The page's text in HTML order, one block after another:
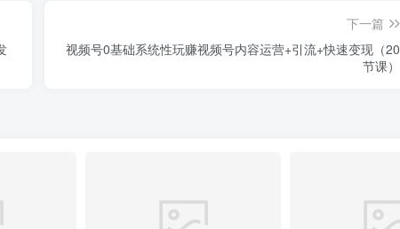
下一篇
视频号0基础系统性玩赚视频号内容运营+引流+快速变现（20
节课）